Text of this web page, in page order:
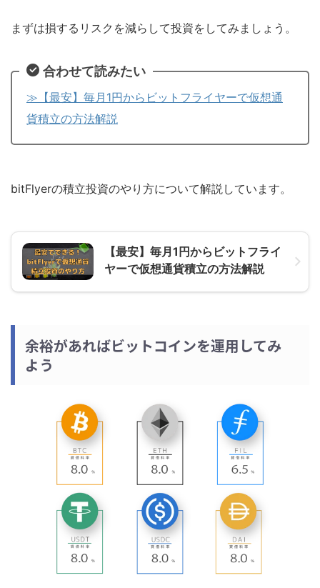
まずは損するリスクを減らして投資をしてみましょう。
合わせて読みたい
≫【最安】毎月1円からビットフライヤーで仮想通
貨積立の方法解説
bitFlyerの積立投資のやり方について解説しています。
【最安】毎月1円からビットフライ
ヤーで仮想通貨積立の方法解説
余裕があればビットコインを運用してみ
よう